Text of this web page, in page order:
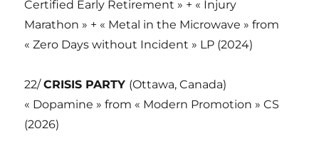
Certified Early Retirement » + « Injury
Marathon » + « Metal in the Microwave » from
« Zero Days without Incident » LP (2024)
22/CRISIS PARTY (Ottawa, Canada)
« Dopamine » from « Modern Promotion » CS
(2026)